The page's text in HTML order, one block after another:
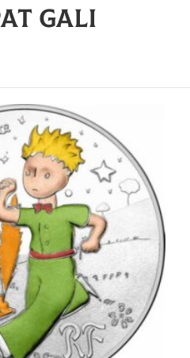
gali